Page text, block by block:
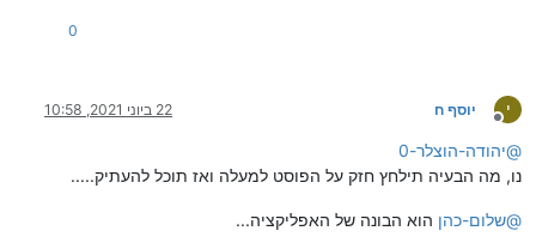
0
י
מנותק
יוסף ח 22 ביוני 2021, 10:58
@יהודה-הוצלר-0
נו, מה הבעיה תילחץ חזק על הפוסט למעלה ואז תוכל להעתיק.....
@שלום-כהן הוא הבונה של האפליקציה...